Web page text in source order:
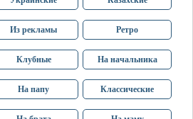
Из рекламы Ретро
Клубные На начальника
На папу Классические